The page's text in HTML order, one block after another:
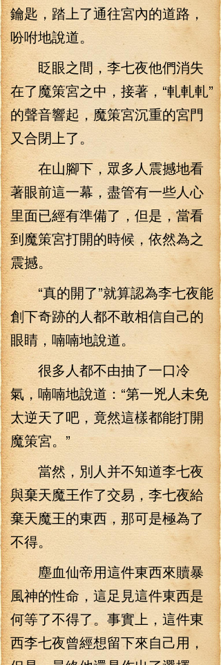
鑰匙，踏上了通往宮內的道路，
吩咐地說道。
眨眼之間，李七夜他們消失
在了魔策宮之中，接著，“軋軋軋”
的聲音響起，魔策宮沉重的宮門
又合閉上了。
在山腳下，眾多人震撼地看
著眼前這一幕，盡管有一些人心
里面已經有準備了，但是，當看
到魔策宮打開的時候，依然為之
震撼。
“真的開了”就算認為李七夜能
創下奇跡的人都不敢相信自己的
眼睛，喃喃地說道。
很多人都不由抽了一口冷
氣，喃喃地說道：“第一兇人未免
太逆天了吧，竟然這樣都能打開
魔策宮。”
當然，別人并不知道李七夜
與棄天魔王作了交易，李七夜給
棄天魔王的東西，那可是極為了
不得。
塵血仙帝用這件東西來贖暴
風神的性命，這足見這件東西是
何等了不得了。事實上，這件東
西李七夜曾經想留下來自己用，